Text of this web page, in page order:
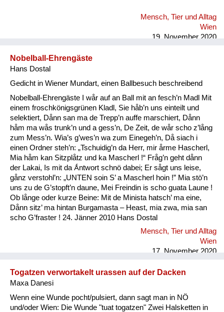
Mensch, Tier und Alltag
Wien
19. November 2020
Nobelball-Ehrengäste
Hans Dostal
Gedicht in Wiener Mundart, einen Ballbesuch beschreibend
Nobelball-Ehrengäste I wår auf an Ball mit an fesch’n Madl Mit
einem froschkönigsgrünen Kladl, Sie håb’n uns einteilt und
selektiert, Dånn san ma de Trepp’n auffe marschiert, Dånn
håm ma wås trunk’n und a gess’n, De Zeit, de wår scho z’lång
zum Mess’n. Wia’s g’wes’n wa zum Einegeh’n, Då siach i
einen Ordner steh’n: „Tschuidig’n da Herr, mir årme Hascherl,
Mia håm kan Sitzplåtz und ka Mascherl !“ Fråg’n geht dånn
der Lakai, Is mit da Ǻntwort schnö dabei; Er sågt uns leise,
gånz verstohl’n: „UNTEN soin S’ a Mascherl hoin !” Mia stö’n
uns zu de G’stopft’n daune, Mei Freindin is scho guata Laune !
Ob långe oder kurze Beine: Mit de Minista hatsch’ ma eine,
Dånn sitz’ ma hintan Burgamasta – Heast, mia zwa, mia san
scho G’fraster ! 24. Jänner 2010 Hans Dostal
Mensch, Tier und Alltag
Wien
17. November 2020
Togatzen verwortakelt urassen auf der Dacken
Maxa Danesi
Wenn eine Wunde pocht/pulsiert, dann sagt man in NÖ
und/oder Wien: Die Wunde "tuat togatzen" Zwei Halsketten in